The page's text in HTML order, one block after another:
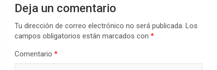
Deja un comentario
Tu dirección de correo electrónico no será publicada. Los
campos obligatorios están marcados con *
Comentario *